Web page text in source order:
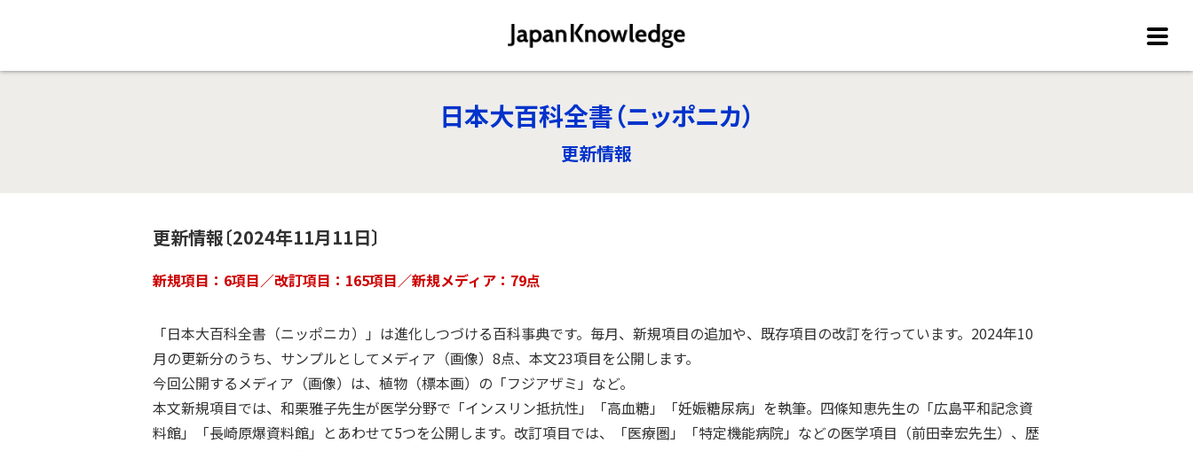
日本大百科全書（ニッポニカ）
更新情報
更新情報〔2024年11月11日〕
新規項目：6項目／改訂項目：165項目／新規メディア：79点
「日本大百科全書（ニッポニカ）」は進化しつづける百科事典です。毎月、新規項目の追加や、既存項目の改訂を行っています。2024年10
月の更新分のうち、サンプルとしてメディア（画像）8点、本文23項目を公開します。
今回公開するメディア（画像）は、植物（標本画）の「フジアザミ」など。
本文新規項目では、和栗雅子先生が医学分野で「インスリン抵抗性」「高血糖」「妊娠糖尿病」を執筆。四條知恵先生の「広島平和記念資
料館」「長崎原爆資料館」とあわせて5つを公開します。改訂項目では、「医療圏」「特定機能病院」などの医学項目（前田幸宏先生）、歴